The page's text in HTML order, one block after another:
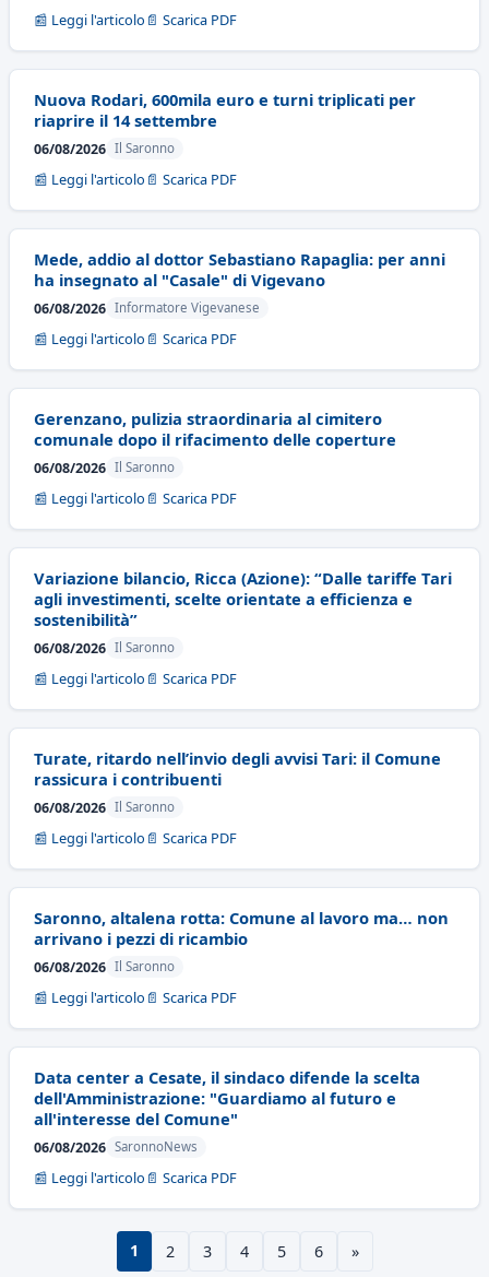
📰 Leggi l'articolo 📄 Scarica PDF
Nuova Rodari, 600mila euro e turni triplicati per
riaprire il 14 settembre
06/08/2026 Il Saronno
📰 Leggi l'articolo 📄 Scarica PDF
Mede, addio al dottor Sebastiano Rapaglia: per anni
ha insegnato al "Casale" di Vigevano
06/08/2026 Informatore Vigevanese
📰 Leggi l'articolo 📄 Scarica PDF
Gerenzano, pulizia straordinaria al cimitero
comunale dopo il rifacimento delle coperture
06/08/2026 Il Saronno
📰 Leggi l'articolo 📄 Scarica PDF
Variazione bilancio, Ricca (Azione): “Dalle tariffe Tari
agli investimenti, scelte orientate a efficienza e
sostenibilità”
06/08/2026 Il Saronno
📰 Leggi l'articolo 📄 Scarica PDF
Turate, ritardo nell’invio degli avvisi Tari: il Comune
rassicura i contribuenti
06/08/2026 Il Saronno
📰 Leggi l'articolo 📄 Scarica PDF
Saronno, altalena rotta: Comune al lavoro ma… non
arrivano i pezzi di ricambio
06/08/2026 Il Saronno
📰 Leggi l'articolo 📄 Scarica PDF
Data center a Cesate, il sindaco difende la scelta
dell'Amministrazione: "Guardiamo al futuro e
all'interesse del Comune"
06/08/2026 SaronnoNews
📰 Leggi l'articolo 📄 Scarica PDF
1 2 3 4 5 6 »